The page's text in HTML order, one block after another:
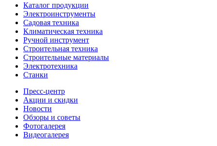
Каталог продукции
Электроинструменты
Садовая техника
Климатическая техника
Ручной инструмент
Строительная техника
Строительные материалы
Электротехника
Станки
Пресс-центр
Акции и скидки
Новости
Обзоры и советы
Фотогалерея
Видеогалерея